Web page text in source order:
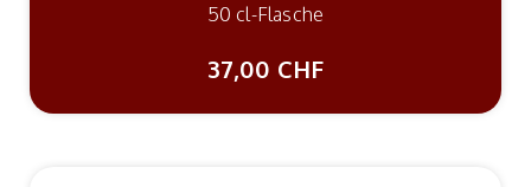
50 cl-Flasche
37,00 CHF